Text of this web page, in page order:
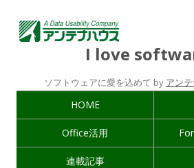
I love
ソフトウェアに愛を込めて by アン
HOME
Office活用
連載記事